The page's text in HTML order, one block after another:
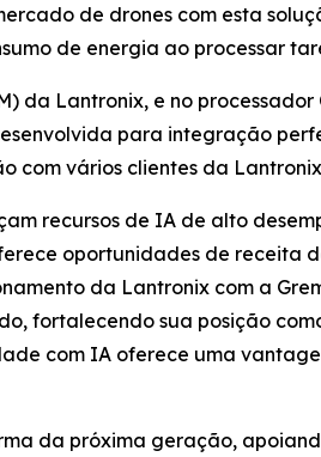
de drones com esta
de energia ao processar
da Lantronix, e no
para integração
com vários clientes da
recursos de IA de alto
oportunidades de receita
da Lantronix com a
fortalecendo sua posição
com IA oferece uma
da próxima geração,